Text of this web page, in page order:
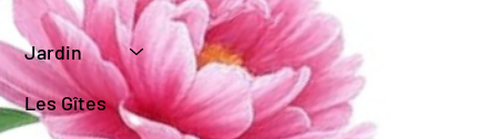
Jardin
Les Gîtes